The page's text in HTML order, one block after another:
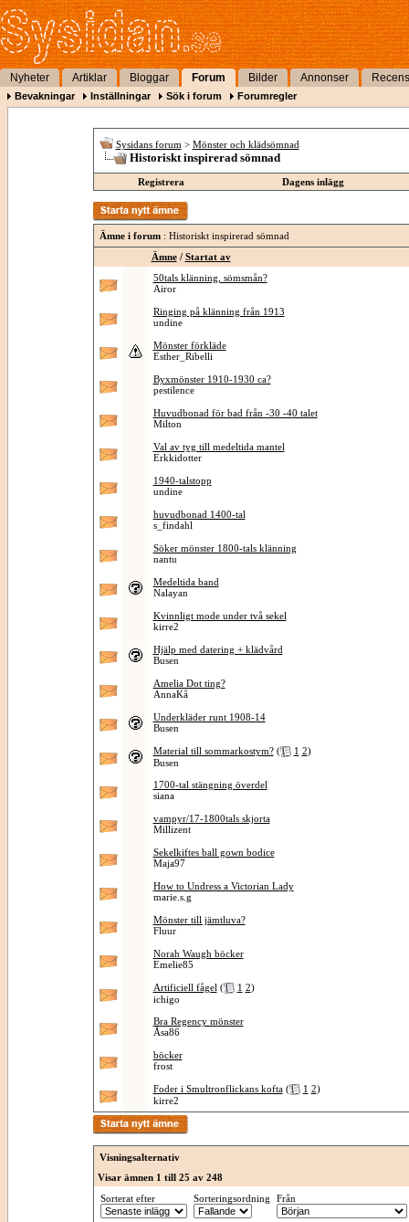
Nyheter Artiklar Bloggar Forum Bilder Annonser
Bevakningar Inställningar Sök i forum Forumregler
Sysidans forum > Mönster och klädsömnad
Historiskt inspirerad sömnad
Registrera Dagens inlägg
Ämne i forum: Historiskt inspirerad sömnad
Ämne/ Startat av
50tals klänning, sömsmån?
Airor
Ringing på klänning från 1913
undine
Mönster förkläde
Esther_Ribelli
Byxmönster 1910-1930 ca?
pestilence
Huvudbonad för bad från -30 -40 talet
Milton
Val av tyg till medeltida mantel
Erkkidotter
1940-talstopp
undine
huvudbonad 1400-tal
s_findahl
Söker mönster 1800-tals klänning
nantu
Medeltida band
Nalayan
Kvinnligt mode under två sekel
kirre2
Hjälp med datering + klädvård
Busen
Amelia Dot ting?
AnnaKå
Underkläder runt 1908-14
Busen
Material till sommarkostym? ( 1 2)
Busen
1700-tal stängning överdel
siana
vampyr/17-1800tals skjorta
Millizent
Sekelkiftes ball gown bodice
Maja97
How to Undress a Victorian Lady
marie.s.g
Mönster till jämtluva?
Fluur
Norah Waugh böcker
Emelie85
Artificiell fågel ( 1 2)
ichigo
Bra Regency mönster
Åsa86
böcker
frost
Foder i Smultronflickans kofta ( 1 2)
kirre2
Visningsalternativ
Visar ämnen 1 till 25 av 248
Sorterat efter
Sorteringsordning Från